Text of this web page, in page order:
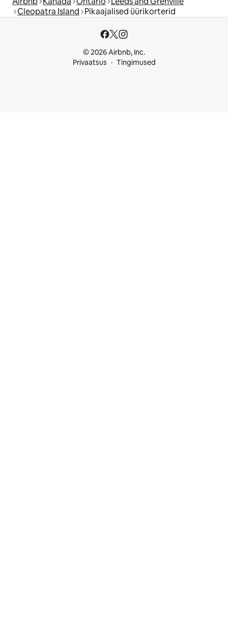
Cleopatra Island Pikaajalised üürikorterid
© 2026 Airbnb, Inc.
Privaatsus
Tingimused